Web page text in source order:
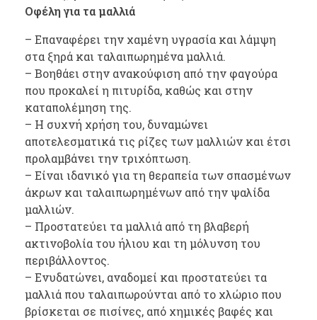
Οφέλη για τα μαλλιά
– Επαναφέρει την χαμένη υγρασία και λάμψη
στα ξηρά και ταλαιπωρημένα μαλλιά.
– Βοηθάει στην ανακούφιση από την φαγούρα
που προκαλεί η πιτυρίδα, καθώς και στην
καταπολέμηση της.
– Η συχνή χρήση του, δυναμώνει
αποτελεσματικά τις ρίζες των μαλλιών και έτσι
προλαμβάνει την τριχόπτωση.
– Είναι ιδανικό για τη θεραπεία των σπασμένων
άκρων και ταλαιπωρημένων από την ψαλίδα
μαλλιών.
– Προστατεύει τα μαλλιά από τη βλαβερή
ακτινοβολία του ήλιου και τη μόλυνση του
περιβάλλοντος.
– Ενυδατώνει, αναδομεί και προστατεύει τα
μαλλιά που ταλαιπωρούνται από το χλώριο που
βρίσκεται σε πισίνες, από χημικές βαφές και